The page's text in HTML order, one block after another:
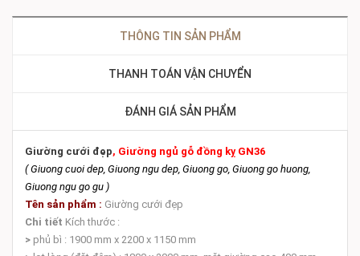
THÔNG TIN SẢN PHẨM
THANH TOÁN VẬN CHUYỂN
ĐÁNH GIÁ SẢN PHẨM
Giường cưới đẹp, Giường ngủ gỗ đồng kỵ GN36
( Giuong cuoi dep, Giuong ngu dep, Giuong go, Giuong go huong,
Giuong ngu go gu )
Tên sản phẩm : Giường cưới đẹp
Chi tiết Kích thước :
> phủ bì : 1900 mm x 2200 x 1150 mm